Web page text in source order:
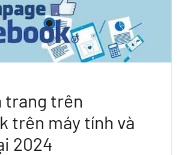
trang trên
trên máy tính và
2024